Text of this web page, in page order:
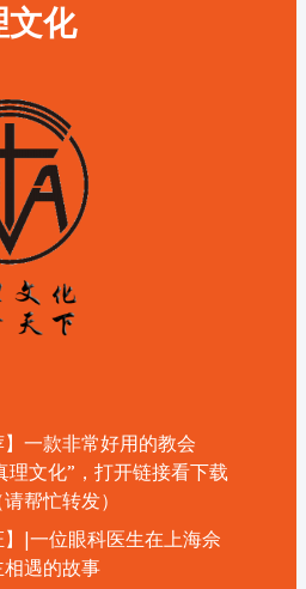
文化
】一款非常好用的教会
理文化”，打开链接看下载
帮忙转发）
】|一位眼科医生在上海佘
相遇的故事